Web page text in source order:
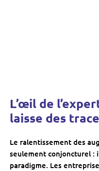
L’œil de
laisse des
Le ralentissement des
seulement conjoncturel :
paradigme. Les